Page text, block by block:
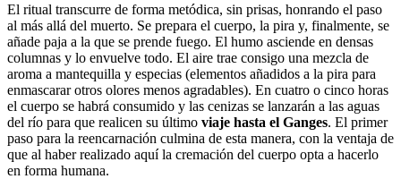
El ritual transcurre de forma metódica, sin prisas, honrando el paso
al más allá del muerto. Se prepara el cuerpo, la pira y, finalmente, se
añade paja a la que se prende fuego. El humo asciende en densas
columnas y lo envuelve todo. El aire trae consigo una mezcla de
aroma a mantequilla y especias (elementos añadidos a la pira para
enmascarar otros olores menos agradables). En cuatro o cinco horas
el cuerpo se habrá consumido y las cenizas se lanzarán a las aguas
del río para que realicen su último viaje hasta el Ganges. El primer
paso para la reencarnación culmina de esta manera, con la ventaja de
que al haber realizado aquí la cremación del cuerpo opta a hacerlo
en forma humana.